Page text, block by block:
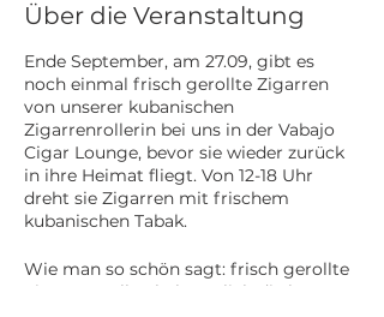
Über die Veranstaltung
Ende September, am 27.09, gibt es
noch einmal frisch gerollte Zigarren
von unserer kubanischen
Zigarrenrollerin bei uns in der Vabajo
Cigar Lounge, bevor sie wieder zurück
in ihre Heimat fliegt. Von 12-18 Uhr
dreht sie Zigarren mit frischem
kubanischen Tabak.
Wie man so schön sagt: frisch gerollte
Zigarren sollen bekanntlich die besten